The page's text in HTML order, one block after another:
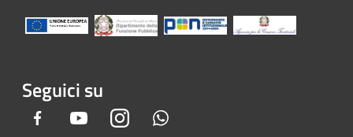
Seguici su
Facebook YoutubeInstagram